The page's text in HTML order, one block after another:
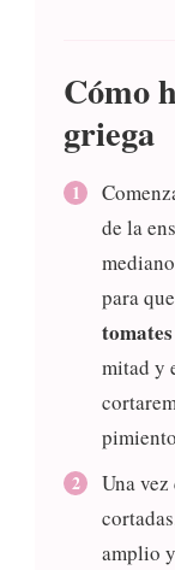
Cómo
griega
de la
para
mitad y
Una
amplio